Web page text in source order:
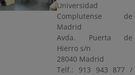
Universidad
Complutense de
Madrid
Avda. Puerta de
Hierro s/n
28040 Madrid
Telf.: 913 943 877 /